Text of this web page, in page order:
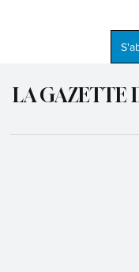
paysage
LA GAZETTE